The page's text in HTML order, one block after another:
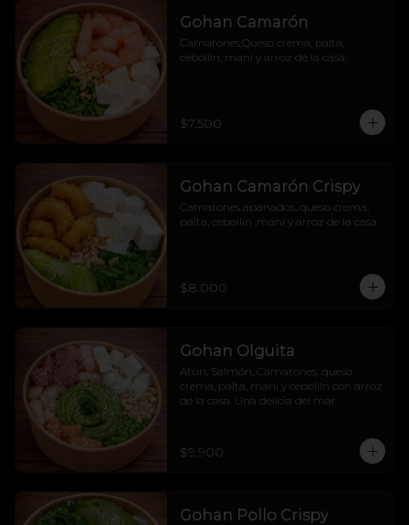
Gohan Camarón
Camarones,Queso crema, palta,
cebollín, maní y arroz de la casa.
$7.500
Gohan Camarón Crispy
Camarones apanados, queso crema,
palta, cebollín ,maní y arroz de la casa
$8.000
Gohan Olguita
Atún, Salmón, Camarones, queso
crema, palta, maní y cebollín con arroz
de la casa. Una delicia del mar.
$9.900
Gohan Pollo Crispy